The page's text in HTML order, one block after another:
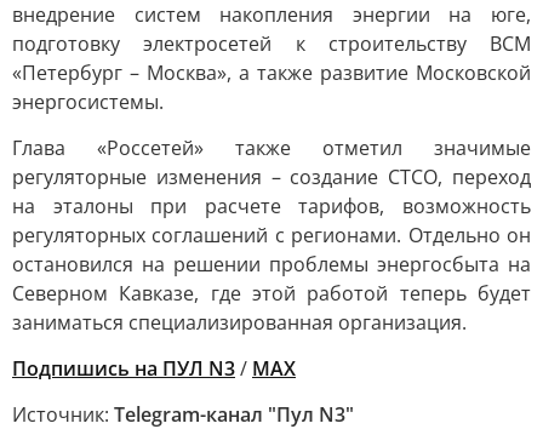
внедрение систем накопления энергии на юге,
подготовку электросетей к строительству ВСМ
«Петербург – Москва», а также развитие Московской
энергосистемы.
Глава «Россетей» также отметил значимые
регуляторные изменения – создание СТСО, переход
на эталоны при расчете тарифов, возможность
регуляторных соглашений с регионами. Отдельно он
остановился на решении проблемы энергосбыта на
Северном Кавказе, где этой работой теперь будет
заниматься специализированная организация.
Подпишись на ПУЛ N3/ MAX
Источник: Telegram-канал "Пул N3"